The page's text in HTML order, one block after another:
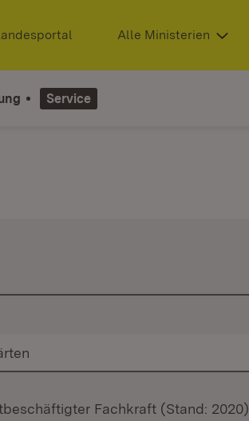
(Öffnet in neuem Fenster)
Alle Ministerien
Service
Fachkraft (Stand: 2020).